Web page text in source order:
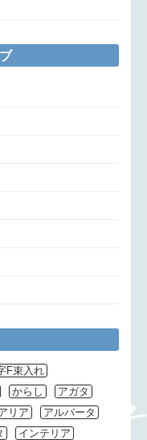
F束入れ
からし
アガタ
リア
アルバータ
インテリア